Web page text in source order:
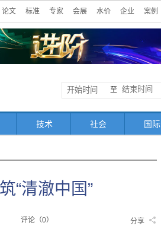
论文 标准 专家 会展 水价 企业 案例
至
技术 社会 国际
“清澈中国”
评论（0） 分享